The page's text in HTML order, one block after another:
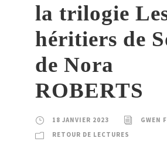
la trilogie
héritiers de
de Nora
ROBERTS
18 JANVIER 2023
GWEN
RETOUR DE LECTURES